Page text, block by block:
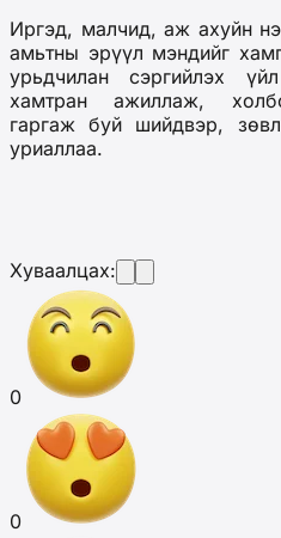
Иргэд, малчид, аж ахуйн
амьтны эрүүл мэндийг
урьдчилан сэргийлэх
хамтран ажиллаж,
гаргаж буй шийдвэр,
уриаллаа.
Хуваалцах:
0
0